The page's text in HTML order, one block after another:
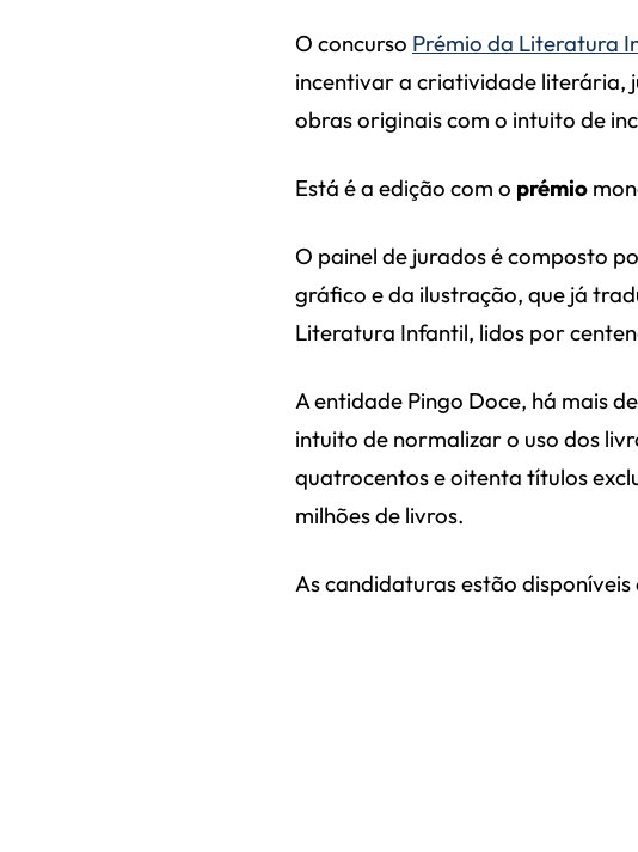
O concurso Prémio da Literatura
incentivar a criatividade literária,
obras originais com o intuito de
Está é a edição com o prémio
O painel de jurados é composto
gráfico e da ilustração, que já
Literatura Infantil, lidos por
A entidade Pingo Doce, há mais
intuito de normalizar o uso dos
quatrocentos e oitenta títulos
milhões de livros.
As candidaturas estão